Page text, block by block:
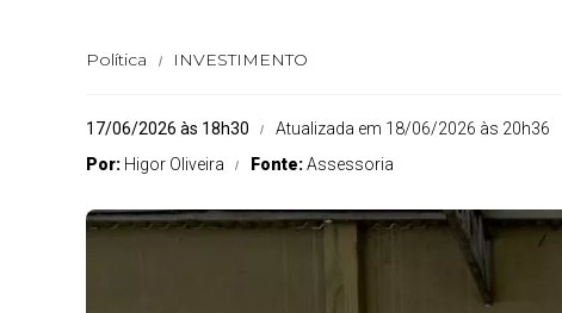
Política INVESTIMENTO
17/06/2026 às 18h30
Atualizada em 18/06/2026 às 20h36
Por: Higor Oliveira Fonte:Assessoria